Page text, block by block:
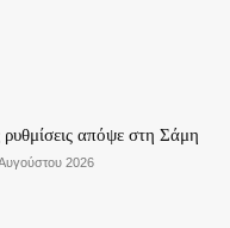
απόψε στη Σάμη
2026